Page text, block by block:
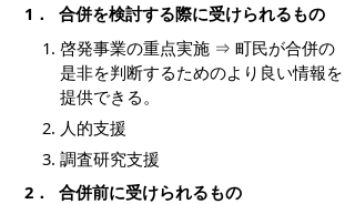
1． 合併を検討する際に受けられるもの
啓発事業の重点実施 ⇒ 町民が合併の
是非を判断するためのより良い情報を
提供できる。
人的支援
調査研究支援
2． 合併前に受けられるもの